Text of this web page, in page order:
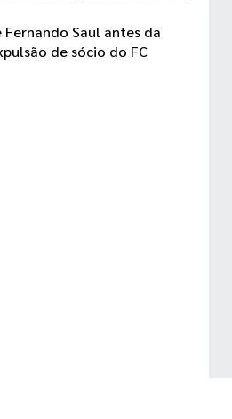
Fernando Saul antes da
de sócio do FC